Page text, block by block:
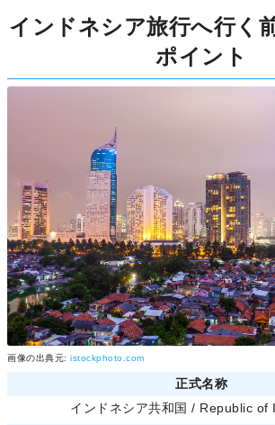
インドネシア旅行へ行く
ポイント
画像の出典元: istockphoto.com
正式名称
インドネシア共和国 / Republic of